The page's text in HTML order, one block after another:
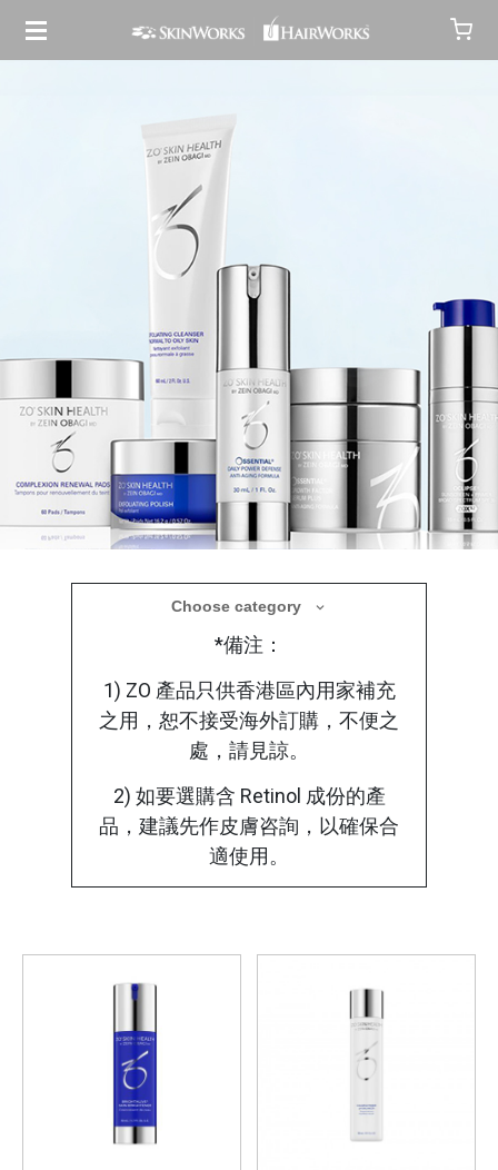
醫學美容產品
療程後選用合適的醫學護理產品，使肌膚在修
復過程中獲得更全面的保護
Choose category
*備注：
1) ZO 產品只供香港區內用家補充
之用，恕不接受海外訂購，不便之
處，請見諒。
2) 如要選購含 Retinol 成份的產
品，建議先作皮膚咨詢，以確保合
適使用。